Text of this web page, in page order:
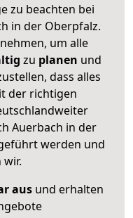
zu beachten bei
in der Oberpfalz.
um alle
zu planen und
dass alles
der richtigen
Auerbach in der
werden und
ausund erhalten